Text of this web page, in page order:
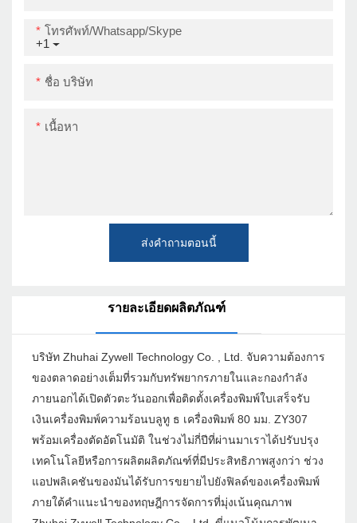
+1
โทรศัพท์/whatsapp/skype
ชื่อ บริษัท
เนื้อหา
ส่งคำถามตอนนี้
รายละเอียดผลิตภัณฑ์
บริษัท Zhuhai Zywell Technology Co. , Ltd. จับความต้องการ
ของตลาดอย่างเต็มที่รวมกับทรัพยากรภายในและกองกำลัง
ภายนอกได้เปิดตัวตะวันออกเพื่อติดตั้งเครื่องพิมพ์ใบเสร็จรับ
เงินเครื่องพิมพ์ความร้อนบลูทู ธ เครื่องพิมพ์ 80 มม. ZY307
พร้อมเครื่องตัดอัตโนมัติ ในช่วงไม่กี่ปีที่ผ่านมาเราได้ปรับปรุง
เทคโนโลยีหรือการผลิตผลิตภัณฑ์ที่มีประสิทธิภาพสูงกว่า ช่วง
แอปพลิเคชันของมันได้รับการขยายไปยังฟิลด์ของเครื่องพิมพ์
ภายใต้คำแนะนำของทฤษฎีการจัดการที่มุ่งเน้นคุณภาพ